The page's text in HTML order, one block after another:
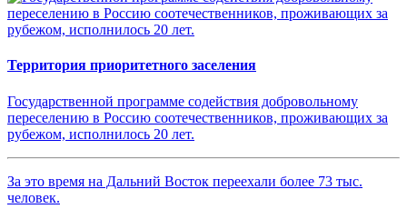
Территория приоритетного заселения
Государственной программе содействия добровольному
переселению в Россию соотечественников, проживающих за
рубежом, исполнилось 20 лет.
За это время на Дальний Восток переехали более 73 тыс.
человек.